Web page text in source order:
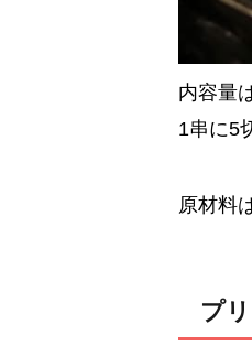
内容量
1串に5
原材料
プ